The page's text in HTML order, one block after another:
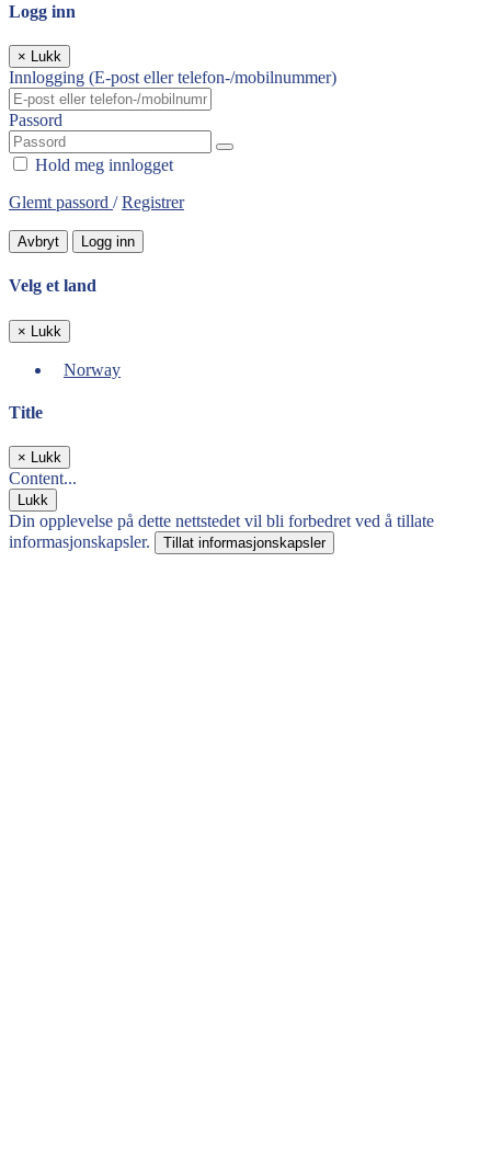
Logg inn
× Lukk
Innlogging (E-post eller telefon-/mobilnummer)
Passord
Hold meg innlogget
Glemt passord /Registrer
Avbryt Logg inn
Velg et land
× Lukk
Norway
Title
× Lukk
Content...
Lukk
Din opplevelse på dette nettstedet vil bli forbedret ved å tillate
informasjonskapsler.
Tillat informasjonskapsler